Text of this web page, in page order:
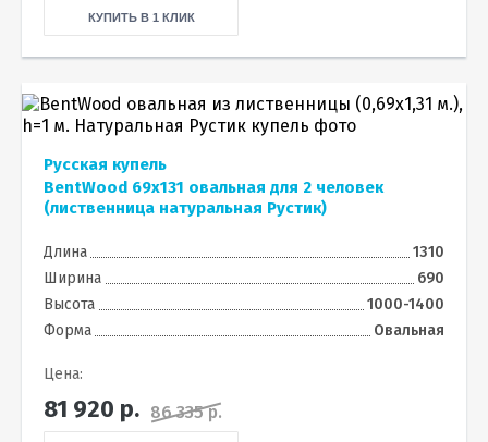
КУПИТЬ В 1 КЛИК
Русская купель
BentWood 69х131 овальная для 2 человек
(лиственница натуральная Рустик)
Длина
1310
Ширина
690
Высота
1000-1400
Форма
Овальная
Цена:
81 920 р. 86 335 р.